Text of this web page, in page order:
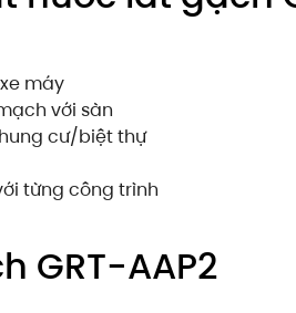
máy
với sàn
cư/biệt thự
từng công trình
GRT-AAP2